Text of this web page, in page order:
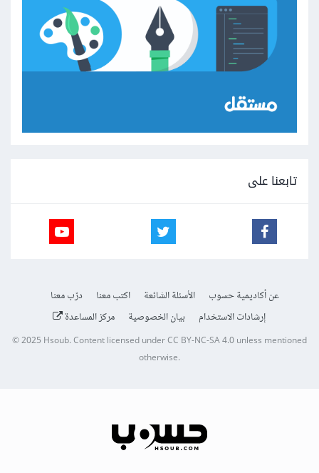
تابعنا على
عن أكاديمية حسوب الأسئلة الشائعة اكتب معنا
درّب معنا
إرشادات الاستخدام
بيان الخصوصية مركز المساعدة
© 2025Hsoub.Content licensed underCC BY-NC-SA 4.0unless mentioned
otherwise.